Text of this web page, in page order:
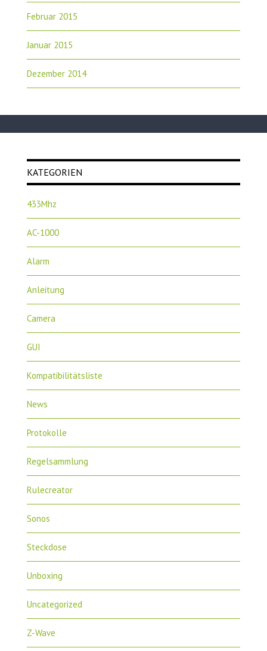
Februar 2015
Januar 2015
Dezember 2014
KATEGORIEN
433Mhz
AC-1000
Alarm
Anleitung
Camera
GUI
Kompatibilitätsliste
News
Protokolle
Regelsammlung
Rulecreator
Sonos
Steckdose
Unboxing
Uncategorized
Z-Wave